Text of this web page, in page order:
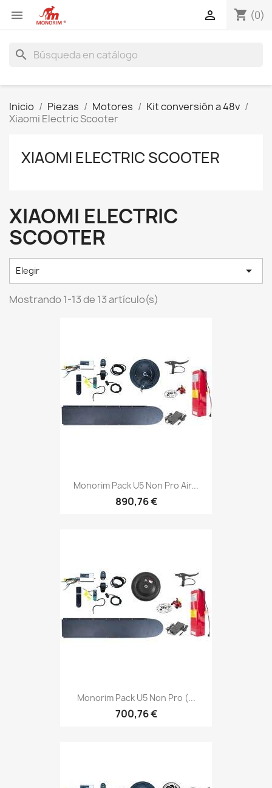
 shopping_cart (0)

search
Inicio Piezas Motores
Kit conversión a 48v
Xiaomi Electric Scooter
XIAOMI ELECTRIC SCOOTER
XIAOMI ELECTRIC
SCOOTER
Elegir 
Mostrando 1-13 de 13 artículo(s)
Monorim Pack U5 Non Pro Air...
890,76 €
Monorim Pack U5 Non Pro (...
700,76 €